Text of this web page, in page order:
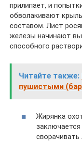
прилипает, и
обволакивают
составом. Лист
железы начинают
способного
Читайте также:
пушистыми
Жирянка